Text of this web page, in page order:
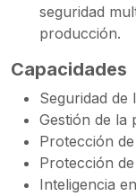
seguridad
producción.
Capacidades
Seguridad de
Gestión de la
Protección
Protección
Inteligencia